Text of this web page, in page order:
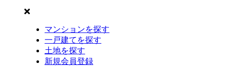
マンションを探す
一戸建てを探す
土地を探す
新規会員登録